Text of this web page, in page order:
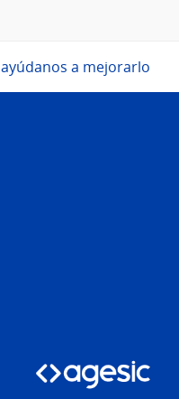
ayúdanos a mejorarlo